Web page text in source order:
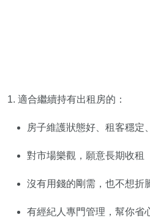
1. 適合繼續持有出租房的：
房子維護狀態好、租客穩定
對市場樂觀，願意長期收租
沒有用錢的剛需，也不想折
有經紀人專門管理，幫你省